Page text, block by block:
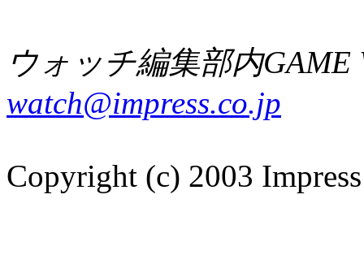
ウォッチ編集部内GAME
watch@impress.co.jp
Copyright (c) 2003